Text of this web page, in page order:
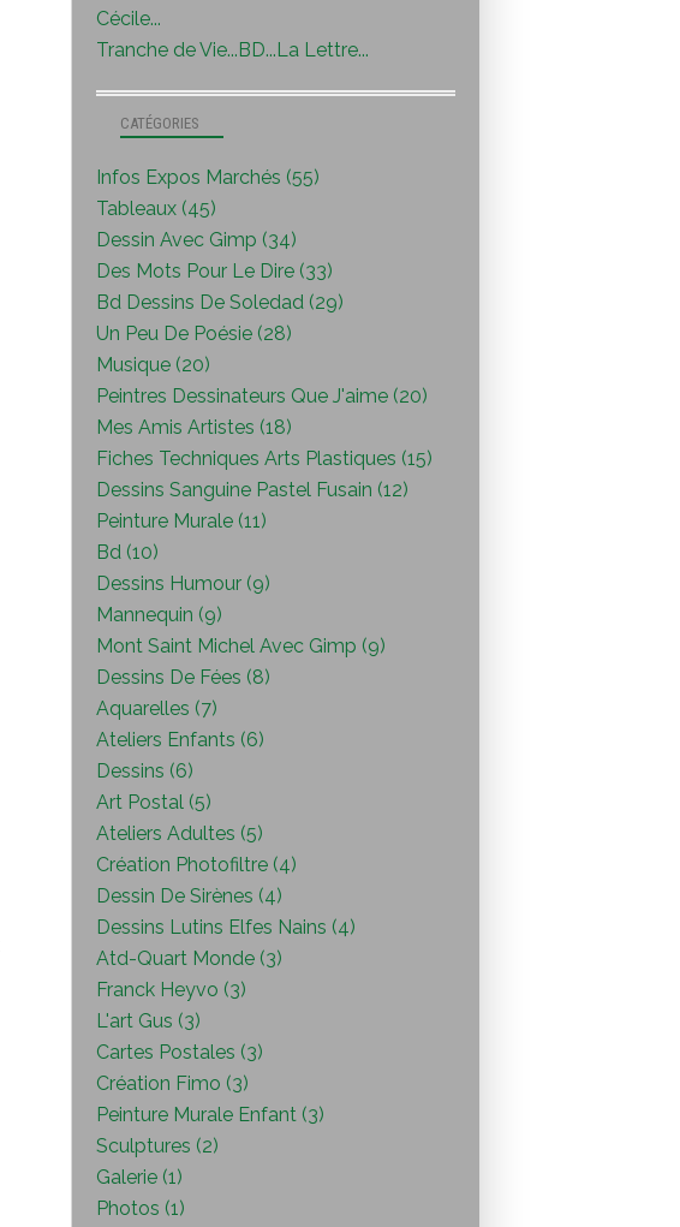
Cécile...
Tranche de Vie...BD...La Lettre...
CATÉGORIES
Infos Expos Marchés (55)
Tableaux (45)
Dessin Avec Gimp (34)
Des Mots Pour Le Dire (33)
Bd Dessins De Soledad (29)
Un Peu De Poésie (28)
Musique (20)
Peintres Dessinateurs Que J'aime (20)
Mes Amis Artistes (18)
Fiches Techniques Arts Plastiques (15)
Dessins Sanguine Pastel Fusain (12)
Peinture Murale (11)
Bd (10)
Dessins Humour (9)
Mannequin (9)
Mont Saint Michel Avec Gimp (9)
Dessins De Fées (8)
Aquarelles (7)
Ateliers Enfants (6)
Dessins (6)
Art Postal (5)
Ateliers Adultes (5)
Création Photofiltre (4)
Dessin De Sirènes (4)
Dessins Lutins Elfes Nains (4)
Atd-Quart Monde (3)
Franck Heyvo (3)
L'art Gus (3)
Cartes Postales (3)
Création Fimo (3)
Peinture Murale Enfant (3)
Sculptures (2)
Galerie (1)
Photos (1)